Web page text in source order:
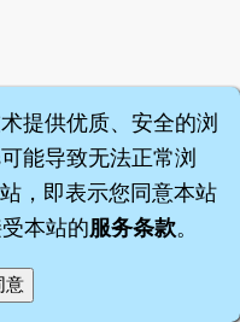
～2026
提供优质、安全的浏
能导致无法正常浏
，即表示您同意本站
本站的服务条款。